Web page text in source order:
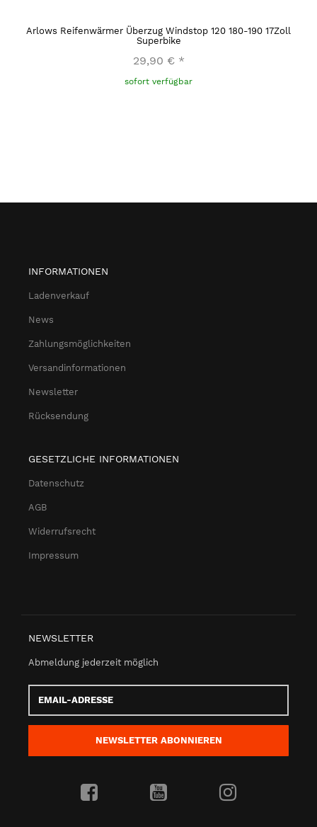
Arlows Reifenwärmer Überzug Windstop 120 180-190 17Zoll
Superbike
29,90 € *
sofort verfügbar
INFORMATIONEN
Ladenverkauf
News
Zahlungsmöglichkeiten
Versandinformationen
Newsletter
Rücksendung
GESETZLICHE INFORMATIONEN
Datenschutz
AGB
Widerrufsrecht
Impressum
NEWSLETTER
Abmeldung jederzeit möglich
Email-
Adresse
NEWSLETTER ABONNIEREN